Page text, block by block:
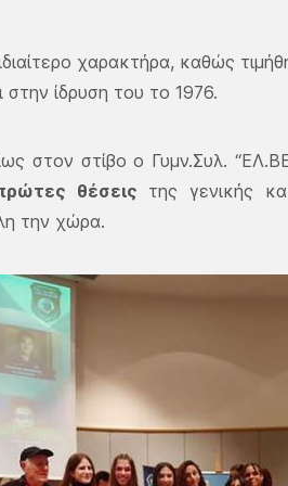
χαρακτήρα, καθώς
ίδρυση του το 1976.
στον στίβο ο Γυμν.Συλ.
θέσεις της γενικής
την χώρα.